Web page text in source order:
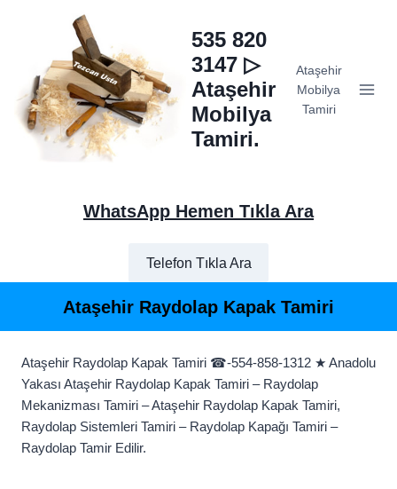
535 820
3147 ▷
Ataşehir
Mobilya
Tamiri.
Ataşehir
Mobilya
Tamiri
WhatsApp Hemen Tıkla Ara
Telefon Tıkla Ara
Ataşehir Raydolap Kapak Tamiri
Ataşehir Raydolap Kapak Tamiri ☎-554-858-1312 ★ Anadolu
Yakası Ataşehir Raydolap Kapak Tamiri – Raydolap
Mekanizması Tamiri – Ataşehir Raydolap Kapak Tamiri,
Raydolap Sistemleri Tamiri – Raydolap Kapağı Tamiri –
Raydolap Tamir Edilir.